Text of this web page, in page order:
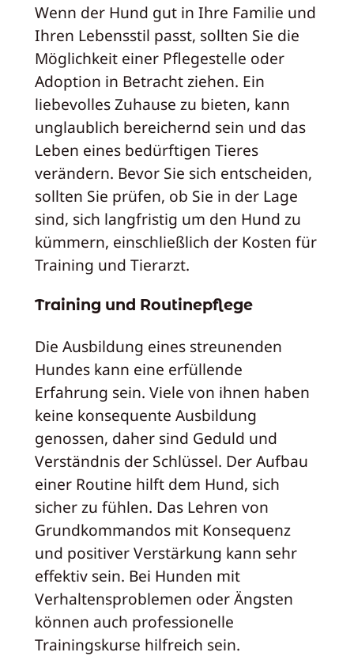
Wenn der Hund gut in Ihre Familie und
Ihren Lebensstil passt, sollten Sie die
Möglichkeit einer Pflegestelle oder
Adoption in Betracht ziehen. Ein
liebevolles Zuhause zu bieten, kann
unglaublich bereichernd sein und das
Leben eines bedürftigen Tieres
verändern. Bevor Sie sich entscheiden,
sollten Sie prüfen, ob Sie in der Lage
sind, sich langfristig um den Hund zu
kümmern, einschließlich der Kosten für
Training und Tierarzt.
Training und Routinepflege
Die Ausbildung eines streunenden
Hundes kann eine erfüllende
Erfahrung sein. Viele von ihnen haben
keine konsequente Ausbildung
genossen, daher sind Geduld und
Verständnis der Schlüssel. Der Aufbau
einer Routine hilft dem Hund, sich
sicher zu fühlen. Das Lehren von
Grundkommandos mit Konsequenz
und positiver Verstärkung kann sehr
effektiv sein. Bei Hunden mit
Verhaltensproblemen oder Ängsten
können auch professionelle
Trainingskurse hilfreich sein.